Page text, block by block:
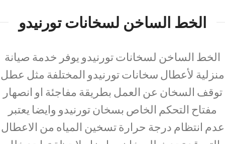
الخط الساخن لسخانات تورنيدو
الخط الساخن لسخانات تورنيدو يوفر خدمة صيانة
منزلية لأعطال سخانات تورنيدو المختلفة مثل عطل
توقف السخان عن العمل بطريقة مفاجئة او انصهار
مفتاح التحكم الخاص بسخان تورنيدو وايضا يعتبر
عدم انتظام درجة حرارة تسخين المياه من الاعطال